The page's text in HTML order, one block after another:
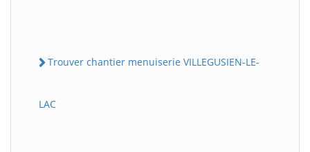
Trouver chantier menuiserie VILLEGUSIEN-LE-
LAC